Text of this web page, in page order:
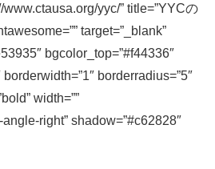
www.ctausa.org/yyc/” title=”YYCの
target=”_blank”
bgcolor_top=”#f44336″
borderradius=”5″
width=””
right” shadow=”#c62828″